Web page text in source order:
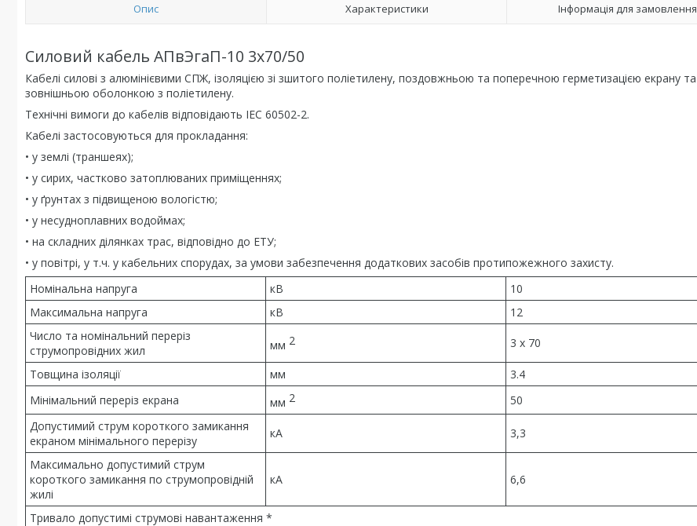
Опис Характеристики Інформація для замовлення
Силовий кабель АПвЭгаП-10 3х70/50
Кабелі силові з алюмінієвими СПЖ, ізоляцією зі зшитого поліетилену, поздовжньою та поперечною герметизацією екрану та
зовнішньою оболонкою з поліетилену.
Технічні вимоги до кабелів відповідають IEC 60502-2.
Кабелі застосовуються для прокладання:
• у землі (траншеях);
• у сирих, частково затоплюваних приміщеннях;
• у ґрунтах з підвищеною вологістю;
• у несудноплавних водоймах;
• на складних ділянках трас, відповідно до ЕТУ;
• у повітрі, у т.ч. у кабельних спорудах, за умови забезпечення додаткових засобів протипожежного захисту.
Номінальна напруга
кВ
10
Максимальна напруга
кВ
12
Число та номінальний переріз
струмопровідних жил
мм 2 3 x 70
Товщина ізоляції мм
3.4
Мінімальний переріз екрана
мм 2
50
Допустимий струм короткого замикання
екраном мінімального перерізу
кА 3,3
Максимально допустимий струм
короткого замикання по струмопровідній
жилі
кА 6,6
Тривало допустимі струмові навантаження *